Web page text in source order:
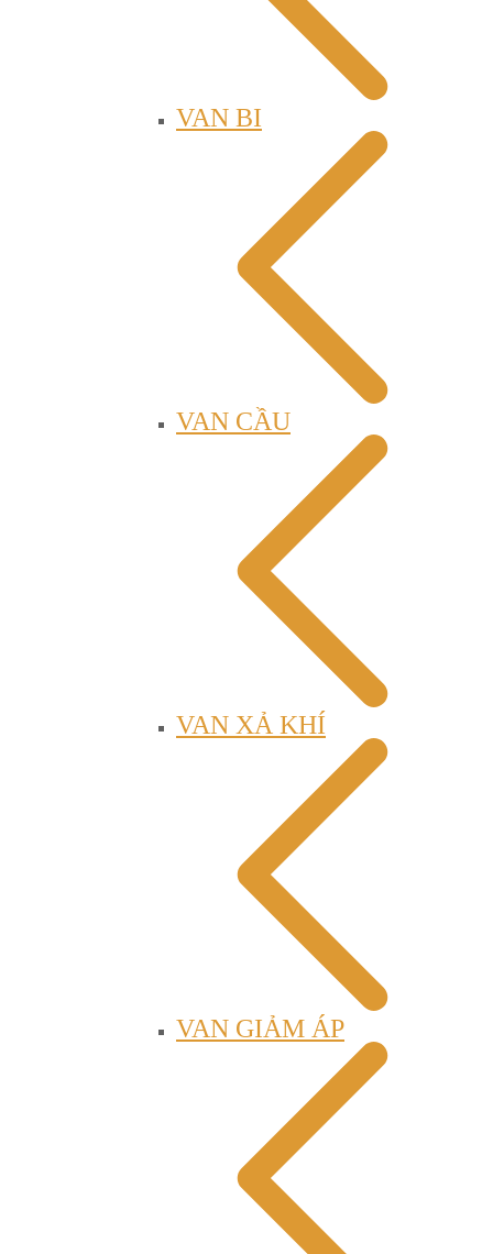
VAN BI
VAN CẦU
VAN XẢ KHÍ
VAN GIẢM ÁP